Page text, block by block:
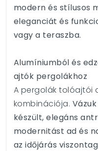
modern és stílusos
eleganciát és
vagy a teraszba.
Alumíniumból és
ajtók pergolákhoz
A pergolák tolóajtói
kombinációja.
készült, elegáns
modernitást ad és
az időjárás